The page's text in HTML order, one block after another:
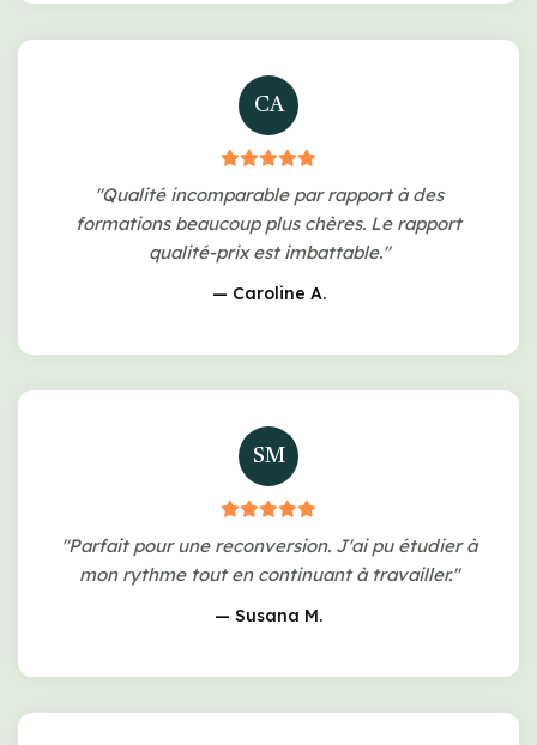
CA
"Qualité incomparable par rapport à des
formations beaucoup plus chères. Le rapport
qualité-prix est imbattable."
— Caroline A.
SM
"Parfait pour une reconversion. J'ai pu étudier à
mon rythme tout en continuant à travailler."
— Susana M.